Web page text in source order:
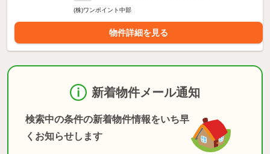
(株)ワンポイント中部
物件詳細を見る
新着物件メール通知
検索中の条件の新着物件情報をいち早
くお知らせします